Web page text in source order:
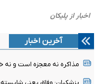
آخرین اخبار
مذاکره نه معجزه است و نه